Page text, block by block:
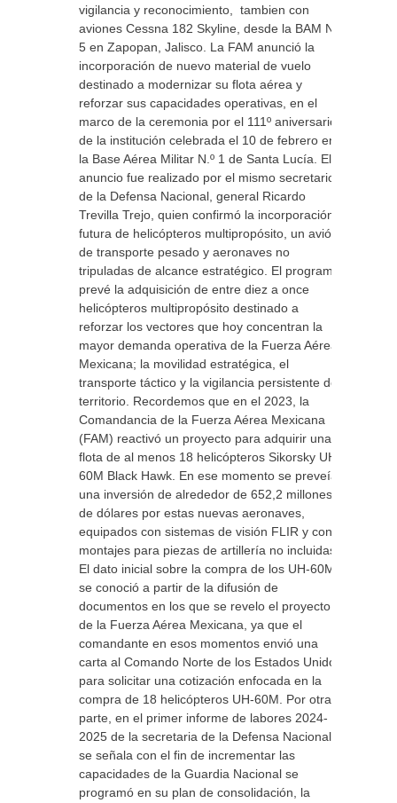
vigilancia y reconocimiento, tambien con
aviones Cessna 182 Skyline, desde la BAM N°
5 en Zapopan, Jalisco. La FAM anunció la
incorporación de nuevo material de vuelo
destinado a modernizar su flota aérea y
reforzar sus capacidades operativas, en el
marco de la ceremonia por el 111º aniversario
de la institución celebrada el 10 de febrero en
la Base Aérea Militar N.º 1 de Santa Lucía. El
anuncio fue realizado por el mismo secretario
de la Defensa Nacional, general Ricardo
Trevilla Trejo, quien confirmó la incorporación
futura de helicópteros multipropósito, un avión
de transporte pesado y aeronaves no
tripuladas de alcance estratégico. El programa
prevé la adquisición de entre diez a once
helicópteros multipropósito destinado a
reforzar los vectores que hoy concentran la
mayor demanda operativa de la Fuerza Aérea
Mexicana; la movilidad estratégica, el
transporte táctico y la vigilancia persistente del
territorio. Recordemos que en el 2023, la
Comandancia de la Fuerza Aérea Mexicana
(FAM) reactivó un proyecto para adquirir una
flota de al menos 18 helicópteros Sikorsky UH-
60M Black Hawk. En ese momento se preveía
una inversión de alrededor de 652,2 millones
de dólares por estas nuevas aeronaves,
equipados con sistemas de visión FLIR y con
montajes para piezas de artillería no incluidas.
El dato inicial sobre la compra de los UH-60M
se conoció a partir de la difusión de
documentos en los que se revelo el proyecto
de la Fuerza Aérea Mexicana, ya que el
comandante en esos momentos envió una
carta al Comando Norte de los Estados Unidos
para solicitar una cotización enfocada en la
compra de 18 helicópteros UH-60M. Por otra
parte, en el primer informe de labores 2024-
2025 de la secretaria de la Defensa Nacional
se señala con el fin de incrementar las
capacidades de la Guardia Nacional se
programó en su plan de consolidación, la